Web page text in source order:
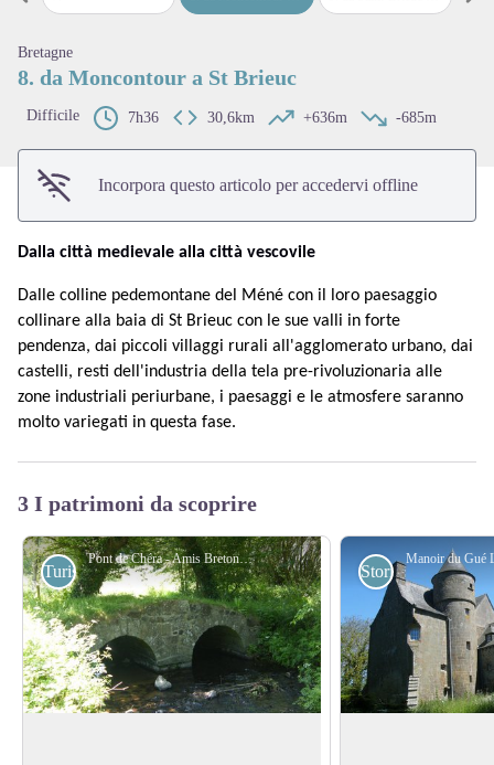
View picture in full screen
Passo precedente
Bretagne
8. da Moncontour a St Brieuc
Difficile 7h36 30,6km +636m -685m
Incorpora questo articolo per accedervi offline
Dalla città medievale alla città vescovile
Dalle colline pedemontane del Méné con il loro paesaggio
collinare alla baia di St Brieuc con le sue valli in forte
pendenza, dai piccoli villaggi rurali all'agglomerato urbano, dai
castelli, resti dell'industria della tela pre-rivoluzionaria alle
zone industriali periurbane, i paesaggi e le atmosfere saranno
molto variegati in questa fase.
3 I patrimoni da scoprire
Pont de Chéra - Amis Bretons de Colomban
Turistiche Storici